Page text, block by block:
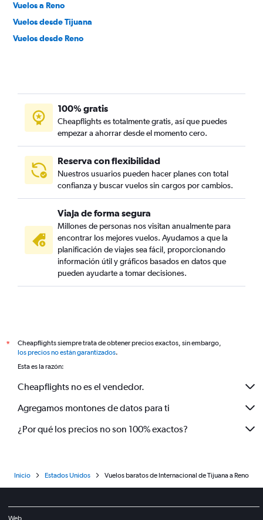
Vuelos a Reno
Vuelos desde Tijuana
Vuelos desde Reno
100% gratis
Cheapflights es totalmente gratis, así que puedes
empezar a ahorrar desde el momento cero.
Reserva con flexibilidad
Nuestros usuarios pueden hacer planes con total
confianza y buscar vuelos sin cargos por cambios.
Viaja de forma segura
Millones de personas nos visitan anualmente para
encontrar los mejores vuelos. Ayudamos a que la
planificación de viajes sea fácil, proporcionando
información útil y gráficos basados en datos que
pueden ayudarte a tomar decisiones.
*
Cheapflights siempre trata de obtener precios exactos, sin embargo,
los precios no están garantizados.
Esta es la razón:
Cheapflights no es el vendedor.
Agregamos montones de datos para ti
¿Por qué los precios no son 100% exactos?
Inicio Estados Unidos Vuelos baratos de Internacional de Tijuana a Reno
Web